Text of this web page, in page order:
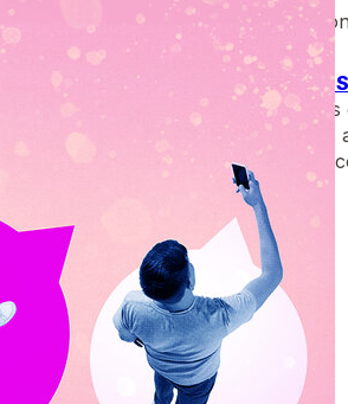
Entre Amigos es una
Último episodio:
A lo largo de la historia,
mensajes. Desde las
entendido bien el carácter
adoptara la radio y la…